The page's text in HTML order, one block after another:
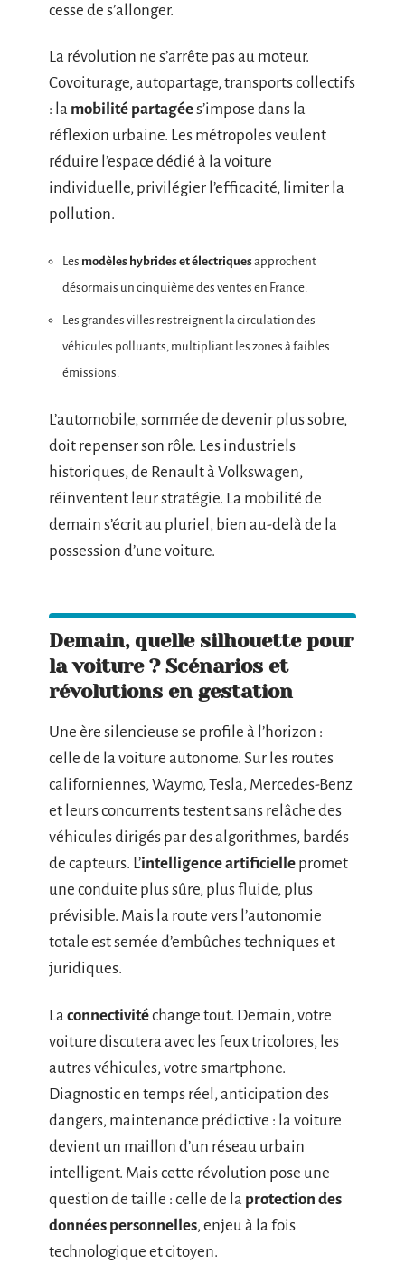
cesse de s’allonger.
La révolution ne s’arrête pas au moteur.
Covoiturage, autopartage, transports collectifs
: la mobilité partagées’impose dans la
réflexion urbaine. Les métropoles veulent
réduire l’espace dédié à la voiture
individuelle, privilégier l’efficacité, limiter la
pollution.
Les modèles hybrides et électriquesapprochent
désormais un cinquième des ventes en France.
Les grandes villes restreignent la circulation des
véhicules polluants, multipliant les zones à faibles
émissions.
L’automobile, sommée de devenir plus sobre,
doit repenser son rôle. Les industriels
historiques, de Renault à Volkswagen,
réinventent leur stratégie. La mobilité de
demain s’écrit au pluriel, bien au-delà de la
possession d’une voiture.
Demain, quelle silhouette pour
la voiture ? Scénarios et
révolutions en gestation
Une ère silencieuse se profile à l’horizon :
celle de la voiture autonome. Sur les routes
et leurs concurrents testent sans relâche des
véhicules dirigés par des algorithmes, bardés
de capteurs. L’ intelligence artificielle
une conduite plus sûre, plus fluide, plus
prévisible. Mais la route vers l’autonomie
totale est semée d’embûches techniques et
juridiques.
Laconnectivitéchange tout. Demain, votre
voiture discutera avec les feux tricolores, les